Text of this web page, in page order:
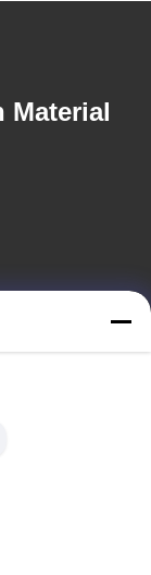
Material
জেলা, Foshan